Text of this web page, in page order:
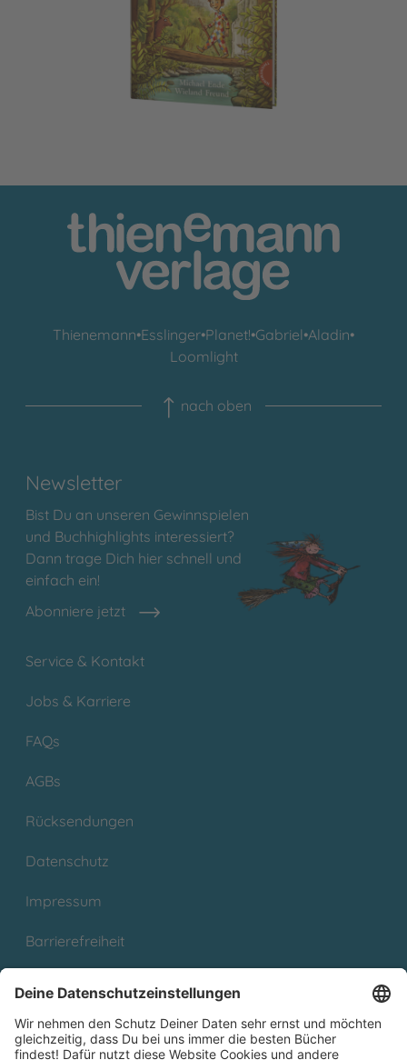
Rodrigo Raubein und Knirps, sein Knappe
Thienemann•Esslinger•Planet!•Gabriel•Aladin•
Loomlight
nach oben
Newsletter
Bist Du an unseren Gewinnspielen
und Buchhighlights interessiert?
Dann trage Dich hier schnell und
einfach ein!
Abonniere jetzt
Service & Kontakt
Jobs & Karriere
FAQs
AGBs
Rücksendungen
Datenschutz
Impressum
Barrierefreiheit
Partnerprogramm (Affiliate)